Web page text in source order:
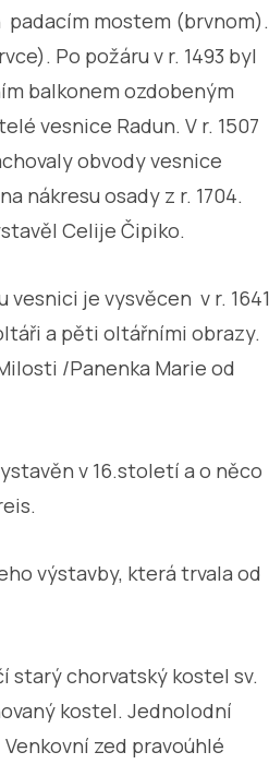
padacím mostem (brvnom).
Po požáru v r. 1493 byl
balkonem ozdobeným
vesnice Radun. V r. 1507
obvody vesnice
nákresu osady z r. 1704.
Celije Čipiko.
je vysvěcen v r. 1641
a pěti oltářními obrazy.
/Panenka Marie od
v 16.století a o něco
výstavby, která trvala od
starý chorvatský kostel sv.
kostel. Jednolodní
zed pravoúhlé